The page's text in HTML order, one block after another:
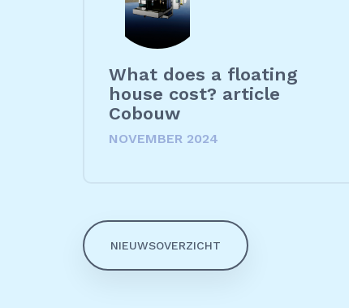
What does a floating
house cost? article
Cobouw
NOVEMBER 2024
NIEUWSOVERZICHT